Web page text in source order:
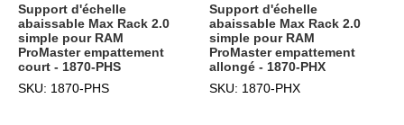
Support d'échelle
abaissable Max Rack 2.0
simple pour RAM
ProMaster empattement
court - 1870-PHS
SKU: 1870-PHS
Support d'échelle
abaissable Max Rack 2.0
simple pour RAM
ProMaster empattement
allongé - 1870-PHX
SKU: 1870-PHX